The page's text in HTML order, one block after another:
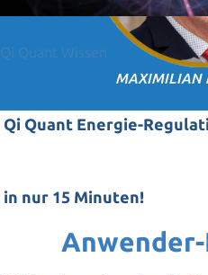
Qi Quant Wissen
Qi Quant Energie-
in nur 15 Minuten!
MAXIMILIAN